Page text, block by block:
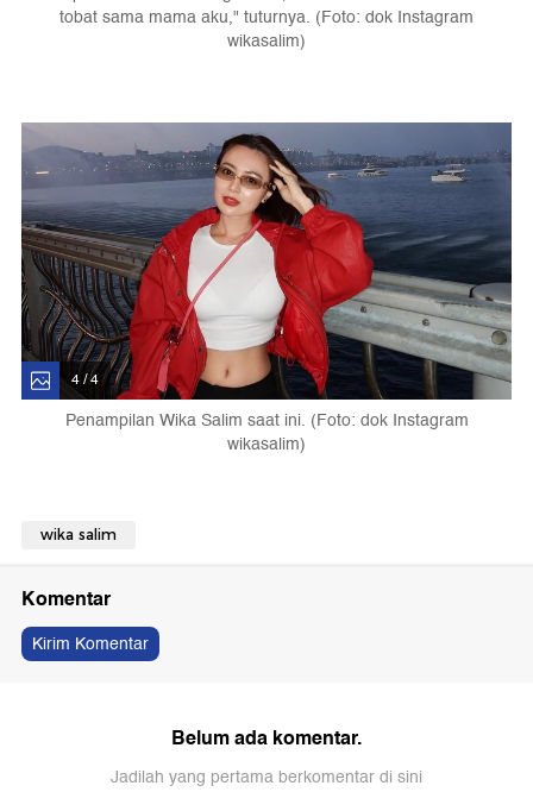
tobat sama mama aku," tuturnya. (Foto: dok Instagram
wikasalim)
4 / 4
Penampilan Wika Salim saat ini. (Foto: dok Instagram
wikasalim)
wika salim
Komentar
Kirim Komentar
Belum ada komentar.
Jadilah yang pertama berkomentar di sini